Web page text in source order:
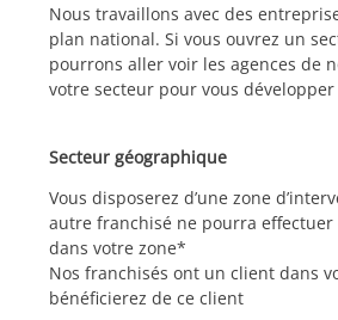
Nous travaillons avec des
plan national. Si vous ouvrez un
pourrons aller voir les agences de
votre secteur pour vous
Secteur géographique
Vous disposerez d’une zone
autre franchisé ne pourra effectuer
dans votre zone*
Nos franchisés ont un client dans
bénéficierez de ce client